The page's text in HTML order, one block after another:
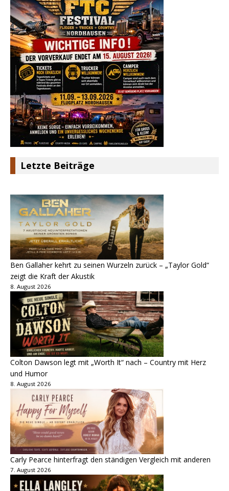
Letzte Beiträge
Ben Gallaher kehrt zu seinen Wurzeln zurück – „Taylor Gold“
zeigt die Kraft der Akustik
8. August 2026
Colton Dawson legt mit „Worth It“ nach – Country mit Herz
und Humor
8. August 2026
Carly Pearce hinterfragt den ständigen Vergleich mit anderen
7. August 2026